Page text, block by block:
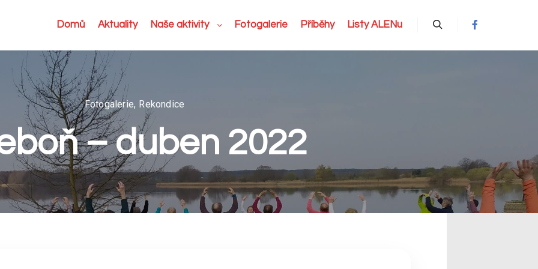
Domů Aktuality Naše aktivity Fotogalerie Příběhy Listy ALENu
Fotogalerie, Rekondice
– duben 2022